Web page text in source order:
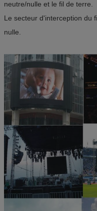
neutre/nulle et le fil de terre.
Le secteur d'interception du
nulle.